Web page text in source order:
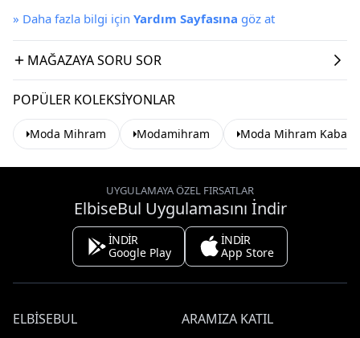
» Daha fazla bilgi için Yardım Sayfasına göz at
MAĞAZAYA SORU SOR
POPÜLER KOLEKSIYONLAR
Moda Mihram Modamihram Moda Mihram Kaban
UYGULAMAYA ÖZEL FIRSATLAR
ElbiseBul Uygulamasını İndir
İNDİR
Google Play
İNDİR
App Store
ELBISEBUL
ARAMIZA KATIL